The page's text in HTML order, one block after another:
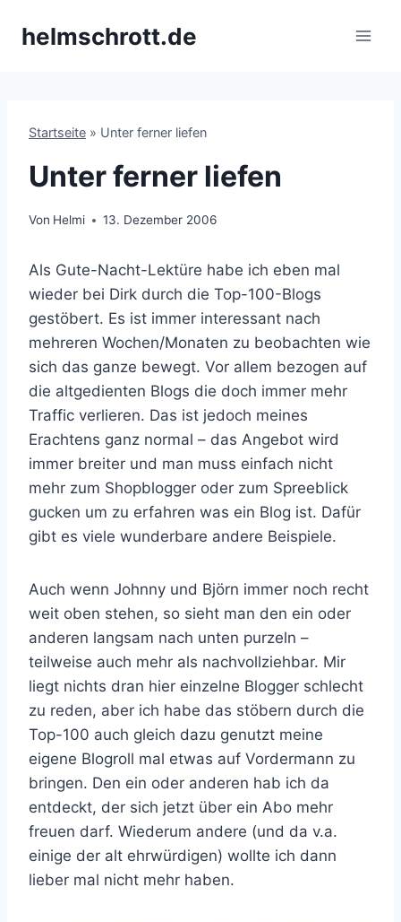
Inhalthelmschrott.de
Startseite » Unter ferner liefen
Unter ferner liefen
Von Helmi 13. Dezember 2006
Als Gute-Nacht-Lektüre habe ich eben mal
wieder bei Dirk durch die Top-100-Blogs
gestöbert. Es ist immer interessant nach
mehreren Wochen/Monaten zu beobachten wie
sich das ganze bewegt. Vor allem bezogen auf
die altgedienten Blogs die doch immer mehr
Traffic verlieren. Das ist jedoch meines
Erachtens ganz normal – das Angebot wird
immer breiter und man muss einfach nicht
mehr zum Shopblogger oder zum Spreeblick
gucken um zu erfahren was ein Blog ist. Dafür
gibt es viele wunderbare andere Beispiele.
Auch wenn Johnny und Björn immer noch recht
weit oben stehen, so sieht man den ein oder
anderen langsam nach unten purzeln –
teilweise auch mehr als nachvollziehbar. Mir
liegt nichts dran hier einzelne Blogger schlecht
zu reden, aber ich habe das stöbern durch die
Top-100 auch gleich dazu genutzt meine
eigene Blogroll mal etwas auf Vordermann zu
bringen. Den ein oder anderen hab ich da
entdeckt, der sich jetzt über ein Abo mehr
freuen darf. Wiederum andere (und da v.a.
einige der alt ehrwürdigen) wollte ich dann
lieber mal nicht mehr haben.